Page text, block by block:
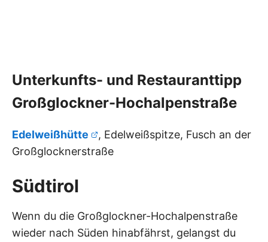
Unterkunfts- und Restauranttipp
Großglockner-Hochalpenstraße
Edelweißhütte
, Edelweißspitze, Fusch an der
Großglocknerstraße
Südtirol
Wenn du die Großglockner-Hochalpenstraße
wieder nach Süden hinabfährst, gelangst du